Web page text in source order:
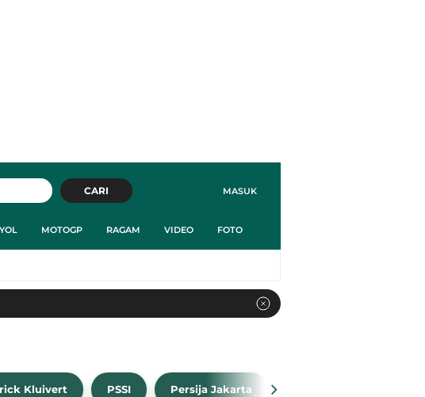
MASUK
CARI
MOTOGP RAGAM VIDEO FOTO
Kluivert PSSI Persija Jakarta